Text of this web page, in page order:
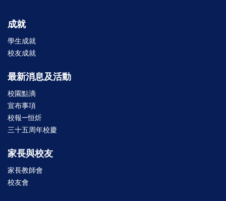
成就
學生成就
校友成就
最新消息及活動
校園點滴
宣布事項
校報—恒炘
三十五周年校慶
家長與校友
家長教師會
校友會